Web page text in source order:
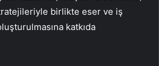
birlikte eser ve iş
katkıda